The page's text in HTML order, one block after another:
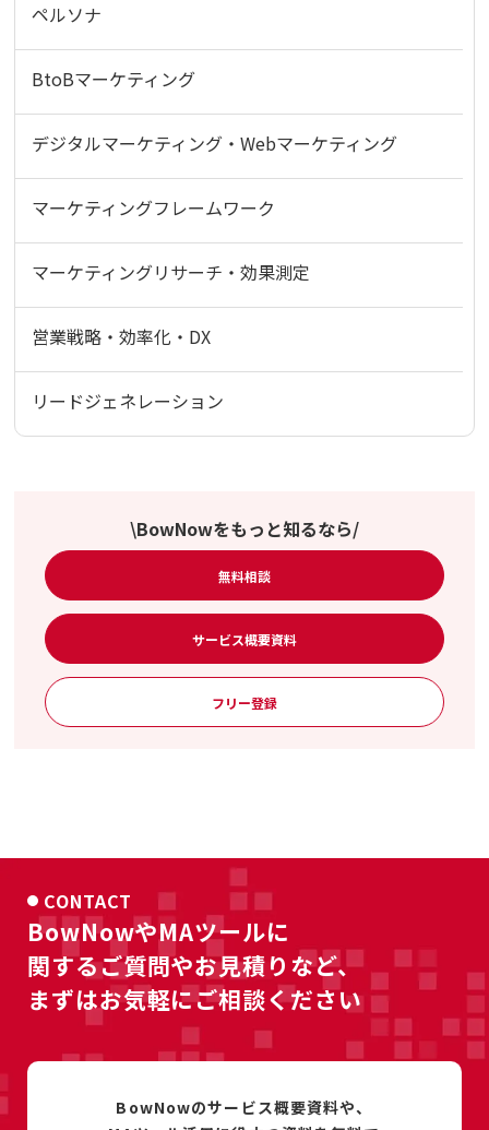
ペルソナ
BtoBマーケティング
デジタルマーケティング・Webマーケティング
マーケティングフレームワーク
マーケティングリサーチ・効果測定
営業戦略・効率化・DX
リードジェネレーション
\BowNowをもっと知るなら/
無料相談
サービス概要資料
フリー登録
CONTACT
BowNowやMAツールに
関するご質問やお見積りなど、
まずはお気軽にご相談ください
BowNowのサービス概要資料や、